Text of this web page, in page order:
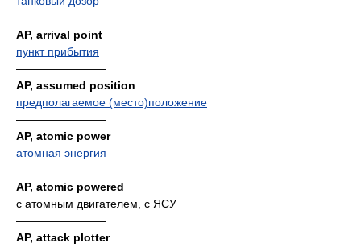
————————
AP, arrival point
пункт прибытия
————————
AP, assumed position
предполагаемое (место)положение
————————
AP, atomic power
атомная энергия
————————
AP, atomic powered
с атомным двигателем, с ЯСУ
————————
AP, attack plotter